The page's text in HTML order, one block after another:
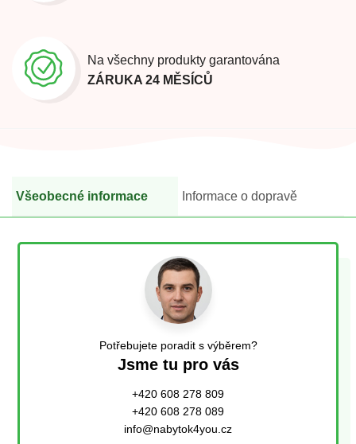
Na všechny produkty garantována
ZÁRUKA 24 MĚSÍCŮ
Všeobecné informace Informace o dopravě
Potřebujete poradit s výběrem?
Jsme tu pro vás
+420 608 278 809
+420 608 278 089
info@nabytok4you.cz